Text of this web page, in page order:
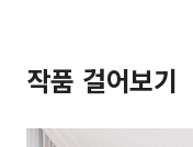
작품 걸어보기